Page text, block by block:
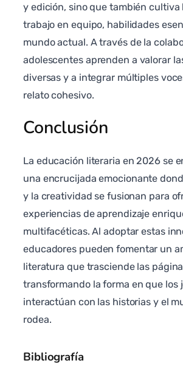
y edición, sino que también cultiva
trabajo en equipo, habilidades
mundo actual. A través de la
adolescentes aprenden a valorar
diversas y a integrar múltiples
relato cohesivo.
Conclusión
La educación literaria en 2026 se
una encrucijada emocionante
y la creatividad se fusionan para
experiencias de aprendizaje
multifacéticas. Al adoptar estas
educadores pueden fomentar un
literatura que trasciende las
transformando la forma en que los
interactúan con las historias y el
rodea.
Bibliografía